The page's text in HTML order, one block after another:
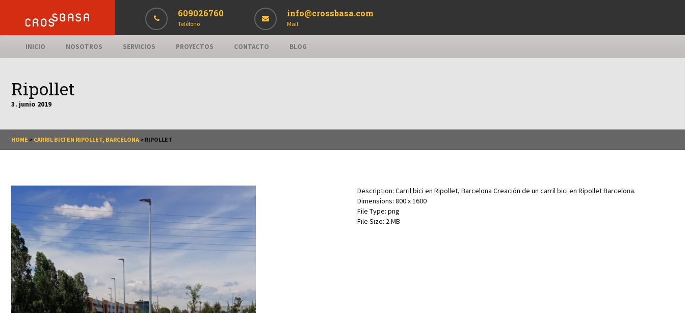
609026760
Teléfono
info@crossbasa.com
Mail
INICIO NOSOTROS SERVICIOS PROYECTOS CONTACTO BLOG
Ripollet
3 . junio 2019
HOME > CARRIL BICI EN RIPOLLET, BARCELONA > RIPOLLET
Description: Carril bici en Ripollet, Barcelona Creación de un carril bici en Ripollet Barcelona.
Dimensions: 800 x 1600
File Type: png
File Size: 2 MB